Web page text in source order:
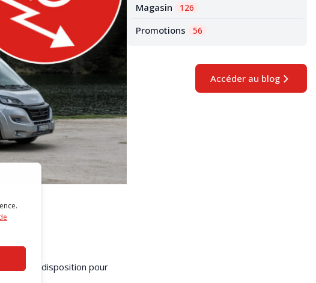
à votre disposition pour
Magasin 126
Promotions 56
Accéder au blog